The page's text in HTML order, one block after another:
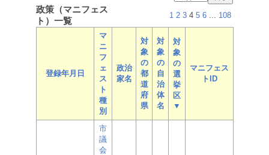
政策（マニフェス
ト）一覧
1 2 3 4 5 6 ... 108
登録年月日
マ
ニ
フ
ェ
ス
ト
種
別
政治
家名
対
象
の
都
道
府
県
対
象
の
自
治
体
名
対
象
の
選
挙
区
▼
マニフェス
トID
市
議
会